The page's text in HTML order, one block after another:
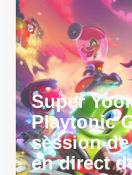
Super
Playtonic
session
en direct